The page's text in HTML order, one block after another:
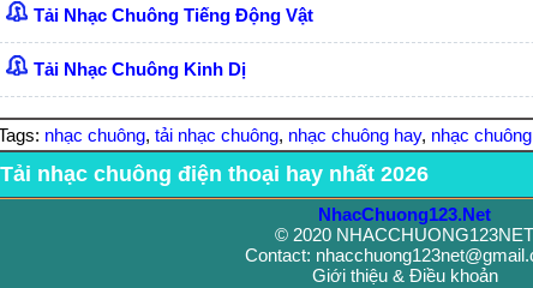
Tải Nhạc Chuông Tiếng Động Vật
Tải Nhạc Chuông Kinh Dị
nhạc chuông, tải nhạc chuông, nhạc chuông hay, nhạc
Tải nhạc chuông điện thoại hay nhất 2026
NhacChuong123.Net
© 2020 NHACCHUONG123NET
Contact:
Giới thiệu & Điều khoản